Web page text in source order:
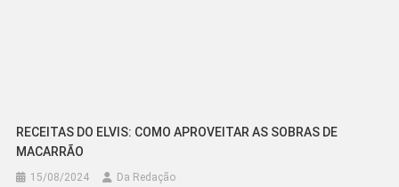
RECEITAS DO ELVIS: COMO APROVEITAR AS SOBRAS DE
MACARRÃO
15/08/2024 Da Redação